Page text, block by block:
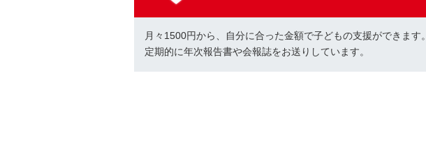
月々1500円から、自分に合った金額で子どもの支援ができます。
定期的に年次報告書や会報誌をお送りしています。